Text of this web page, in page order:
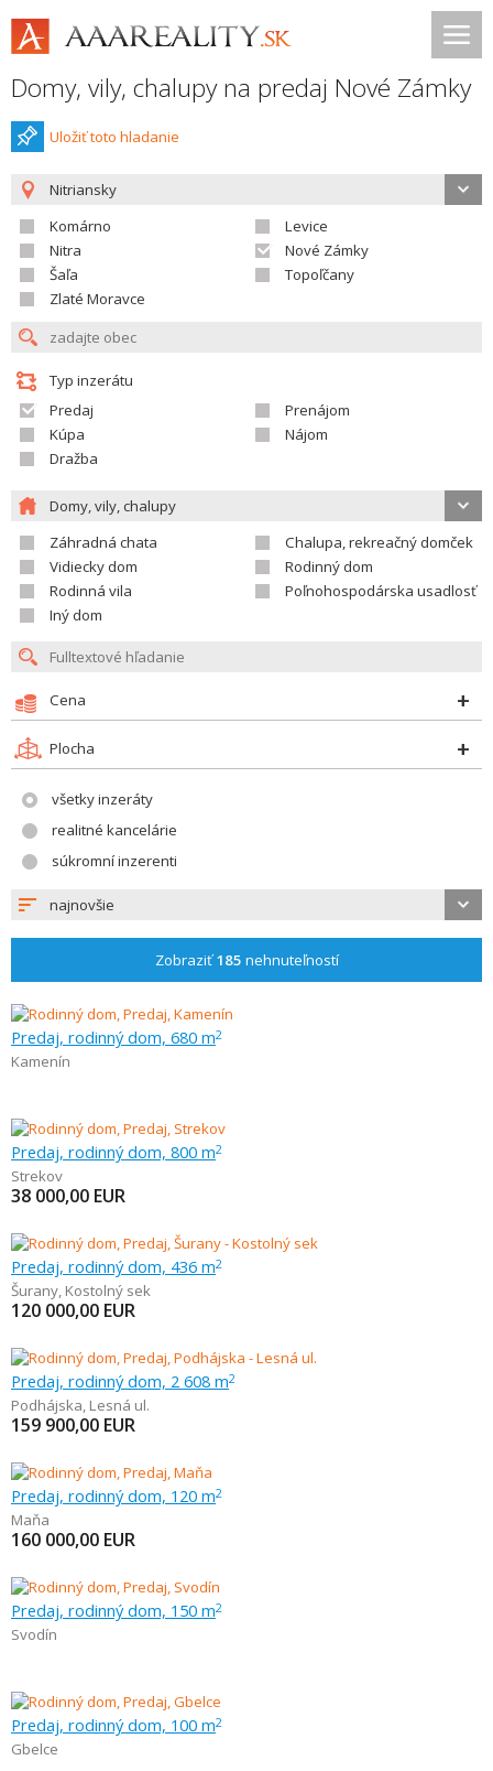
Domy, vily, chalupy na predaj Nové Zámky
Uložiť toto hladanie
Nitriansky
Komárno
Levice
Nitra
Nové Zámky
Šaľa
Topoľčany
Zlaté Moravce
Typ inzerátu
Predaj
Prenájom
Kúpa
Nájom
Dražba
Domy, vily, chalupy
Záhradná chata
Chalupa, rekreačný domček
Vidiecky dom
Rodinný dom
Rodinná vila
Poľnohospodárska usadlosť
Iný dom
Cena
Plocha
všetky inzeráty
realitné kancelárie
súkromní inzerenti
najnovšie
Zobraziť185 nehnuteľností
Predaj, rodinný dom, 680 m2
Kamenín
Predaj, rodinný dom, 800 m2
Strekov
38 000,00 EUR
Predaj, rodinný dom, 436 m2
Šurany, Kostolný sek
120 000,00 EUR
Predaj, rodinný dom, 2 608 m2
Podhájska, Lesná ul.
159 900,00 EUR
Predaj, rodinný dom, 120 m2
Maňa
160 000,00 EUR
Predaj, rodinný dom, 150 m2
Svodín
Predaj, rodinný dom, 100 m2
Gbelce